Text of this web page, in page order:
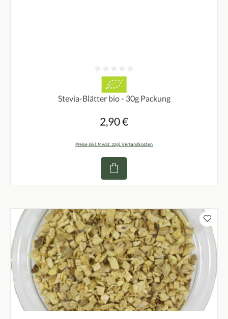
Durchschnittliche Bewertung von 0 von 5 Sternen
Stevia-Blätter bio - 30g Packung
Regulärer Preis:
2,90 €
Preise inkl. MwSt. zzgl. Versandkosten